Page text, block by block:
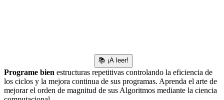
📚 ¡A leer!
Programe bien estructuras repetitivas controlando la eficiencia de
los ciclos y la mejora continua de sus programas. Aprenda el arte de
mejorar el orden de magnitud de sus Algoritmos mediante la ciencia